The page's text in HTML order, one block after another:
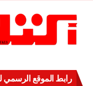
رابط الموقع الرسمي